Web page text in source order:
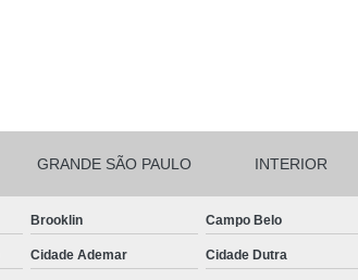
GRANDE SÃO PAULO INTERIOR
Brooklin Campo Belo
Cidade Ademar Cidade Dutra